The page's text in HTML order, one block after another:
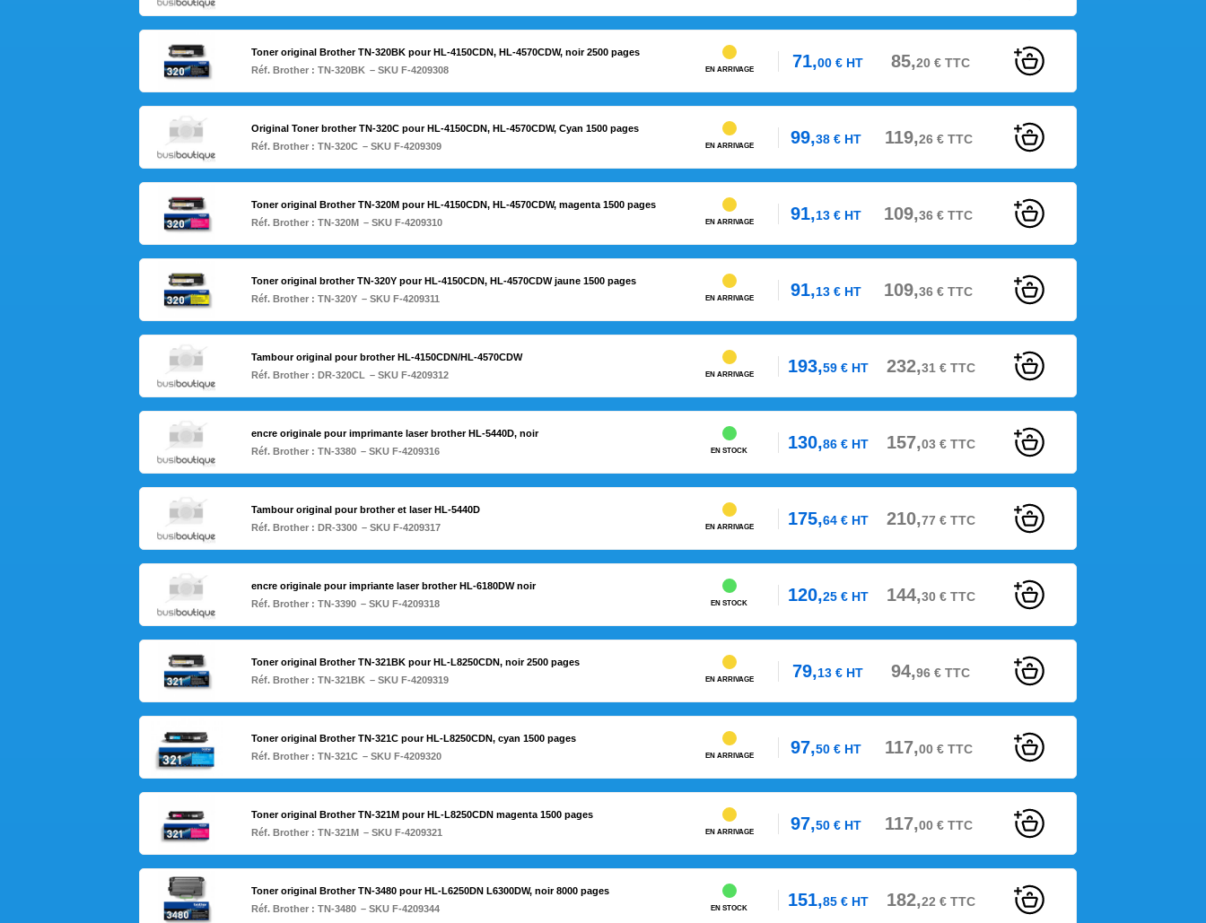
Toner original Brother TN-320BK pour HL-4150CDN, HL-4570CDW, noir 2500 pages
Réf. Brother : TN-320BK – SKU F-4209308 EN ARRIVAGE 71,00 € HT 85,20 € TTC
Original Toner brother TN-320C pour HL-4150CDN, HL-4570CDW, Cyan 1500 pages
Réf. Brother : TN-320C – SKU F-4209309 EN ARRIVAGE 99,38€HT 119,26€TTC
Toner original Brother TN-320M pour HL-4150CDN, HL-4570CDW, magenta 1500 pages
Réf. Brother : TN-320M – SKU F-4209310 EN ARRIVAGE 91,13€HT 109,36€TTC
Toner original brother TN-320Y pour HL-4150CDN, HL-4570CDW jaune 1500 pages
Réf. Brother : TN-320Y – SKU F-4209311 EN ARRIVAGE 91,13€HT 109,36€TTC
Tambour original pour brother HL-4150CDN/HL-4570CDW
Réf. Brother : DR-320CL – SKU F-4209312 EN ARRIVAGE 193,59€HT 232,31 €TTC
encre originale pour imprimante laser brother HL-5440D, noir
Réf. Brother : TN-3380 – SKU F-4209316 EN STOCK 130,86€HT 157,03€TTC
Tambour original pour brother et laser HL-5440D
Réf. Brother : DR-3300 – SKU F-4209317 EN ARRIVAGE 175,64€HT 210,77 €TTC
encre originale pour impriante laser brother HL-6180DW noir
Réf. Brother : TN-3390 – SKU F-4209318 EN STOCK 120,25€HT 144,30€TTC
Toner original Brother TN-321BK pour HL-L8250CDN, noir 2500 pages
Réf. Brother : TN-321BK – SKU F-4209319 EN ARRIVAGE 79,13 € HT 94,96 € TTC
Toner original Brother TN-321C pour HL-L8250CDN, cyan 1500 pages
Réf. Brother : TN-321C – SKU F-4209320 EN ARRIVAGE 97,50€HT 117,00€TTC
Toner original Brother TN-321M pour HL-L8250CDN magenta 1500 pages
Réf. Brother : TN-321M – SKU F-4209321 EN ARRIVAGE 97,50€HT 117,00€TTC
Toner original Brother TN-3480 pour HL-L6250DN L6300DW, noir 8000 pages
Réf. Brother : TN-3480 – SKU F-4209344 EN STOCK 151,85€HT 182,22 €TTC